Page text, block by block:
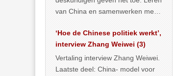
van China en samenwerken met
… >> lees meer
‘Hoe de Chinese politiek werkt’,
interview Zhang Weiwei (3)
Vertaling interview Zhang Weiwei.
Laatste deel: China- model voor